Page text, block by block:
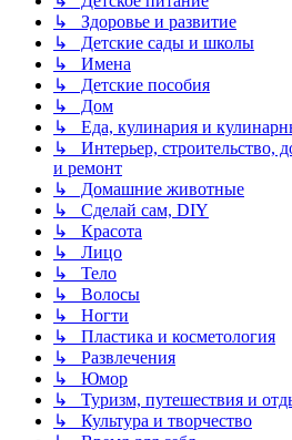
↳ Здоровье и развитие
↳ Детские сады и школы
↳ Имена
↳ Детские пособия
↳ Дом
↳ Еда, кулинария и
↳ Интерьер, строительство,
и ремонт
↳ Домашние животные
↳ Сделай сам, DIY
↳ Красота
↳ Лицо
↳ Тело
↳ Волосы
↳ Ногти
↳ Пластика и косметология
↳ Развлечения
↳ Юмор
↳ Туризм, путешествия и
↳ Культура и творчество